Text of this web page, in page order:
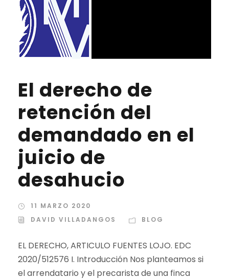
El derecho de
retención del
demandado en el
juicio de
desahucio
11 MARZO 2020
DAVID VILLADANGOS
BLOG
EL DERECHO, ARTICULO FUENTES LOJO. EDC
2020/512576 I. Introducción Nos planteamos si
el arrendatario y el precarista de una finca